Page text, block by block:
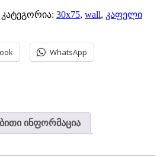
კატეგორია: 30x75, wall, კაფელი
WhatsApp
ინფორმაცია